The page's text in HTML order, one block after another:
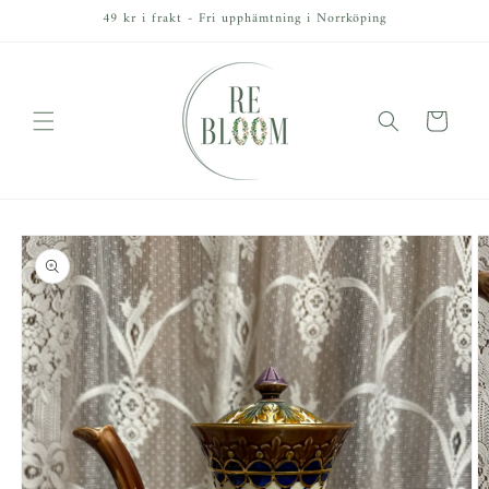
49 kr i frakt - Fri upphämtning i Norrköping
Varukorg
vidare till